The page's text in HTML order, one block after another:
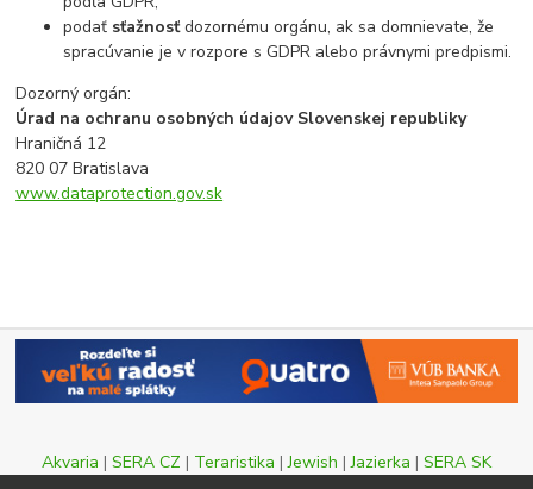
podať sťažnosťdozornému orgánu, ak sa domnievate, že
spracúvanie je v rozpore s GDPR alebo právnymi predpismi.
Dozorný orgán:
Úrad na ochranu osobných údajov Slovenskej republiky
Hraničná 12
820 07 Bratislava
www.dataprotection.gov.sk
Akvaria | SERA CZ | Teraristika |Jewish |Jazierka | SERA SK